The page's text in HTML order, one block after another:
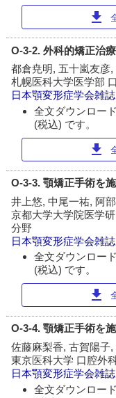
download
O-3-2. 外科的矯正治
都倉尭明, 五十嵐友彦
札幌医科大学医学部
日本顎変形症学会雑誌
全文ダウンロー
(税込) です。
download
O-3-3. 顎矯正手術を
井上悠, 中尾一祐, 阿
京都大学大学院医学
分野
日本顎変形症学会雑誌
全文ダウンロー
(税込) です。
download
O-3-4. 顎矯正手術を
佐藤麻梨香, 古賀陽子
東京医科大学 口腔外
日本顎変形症学会雑誌
全文ダウンロー